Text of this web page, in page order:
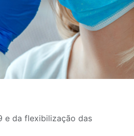
e da flexibilização das